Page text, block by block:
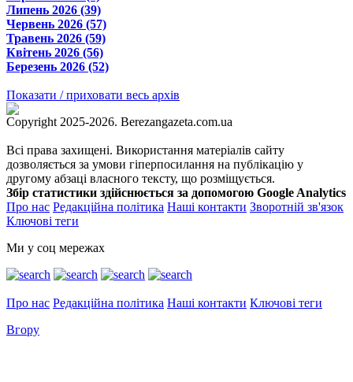
Липень 2026 (39)
Червень 2026 (57)
Травень 2026 (59)
Квітень 2026 (56)
Березень 2026 (52)
Показати / приховати весь архів
Copyright 2025-2026. Berezangazeta.com.ua
Всі права захищені. Використання матеріалів сайту
дозволяється за умови гіперпосилання на публікацію у
другому абзаці власного тексту, що розміщується.
Збір статистики здійснюється за допомогою Google Analytics
Про нас Редакційна політика Наші контакти Зворотній зв'язок
Ключові теги
Ми у соц мережах
Про нас Редакційна політика Наші контакти Ключові теги
Вгору